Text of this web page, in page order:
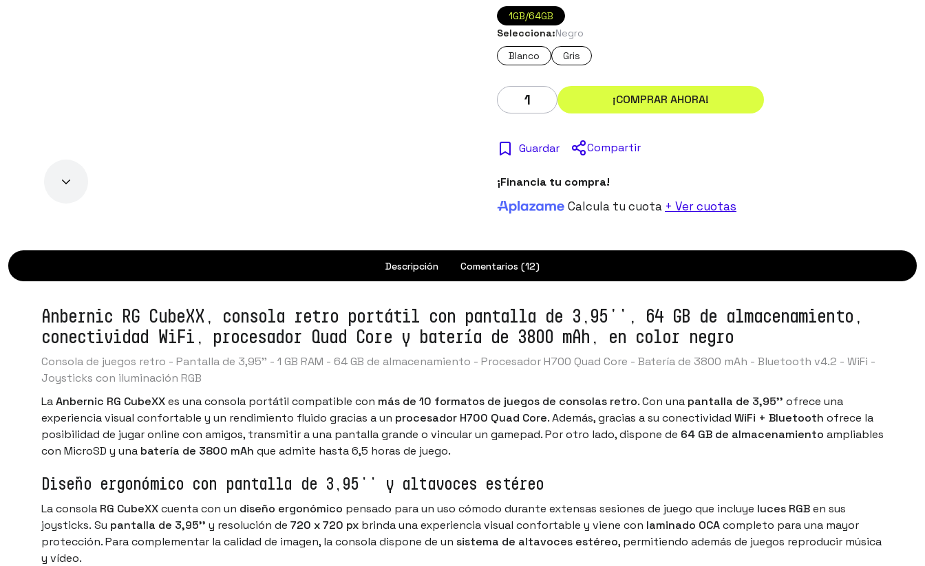
1GB/64GB
Selecciona:Negro
Blanco
Gris
¡COMPRAR AHORA!
Guardar Compartir
¡Financia tu compra!
Calcula tu cuota + Ver cuotas
Descripción Comentarios (12)
Anbernic RG CubeXX, consola retro portátil con pantalla de 3,95'', 64 GB de almacenamiento,
conectividad WiFi, procesador Quad Core y batería de 3800 mAh, en color negro
Consola de juegos retro - Pantalla de 3,95'' - 1 GB RAM - 64 GB de almacenamiento - Procesador H700 Quad Core - Batería de 3800 mAh - Bluetooth v4.2 - WiFi -
Joysticks con iluminación RGB
LaAnbernic RG CubeXXes una consola portátil compatible con más de 10 formatos de juegos de consolas retro. Con una pantalla de 3,95'' ofrece una
experiencia visual confortable y un rendimiento fluido gracias a un procesador H700 Quad Core. Además, gracias a su conectividad WiFi + Bluetooth ofrece la
posibilidad de jugar online con amigos, transmitir a una pantalla grande o vincular un gamepad. Por otro lado, dispone de 64 GB de almacenamiento ampliables
con MicroSD y una batería de 3800 mAh que admite hasta 6,5 horas de juego.
Diseño ergonómico con pantalla de 3,95'' y altavoces estéreo
La consola RG CubeXXcuenta con un diseño ergonómico pensado para un uso cómodo durante extensas sesiones de juego que incluye luces RGBen sus
joysticks. Su pantalla de 3,95'' y resolución de 720 x 720 px brinda una experiencia visual confortable y viene con laminado OCAcompleto para una mayor
protección. Para complementar la calidad de imagen, la consola dispone de un sistema de altavoces estéreo, permitiendo además de juegos reproducir música
y vídeo.